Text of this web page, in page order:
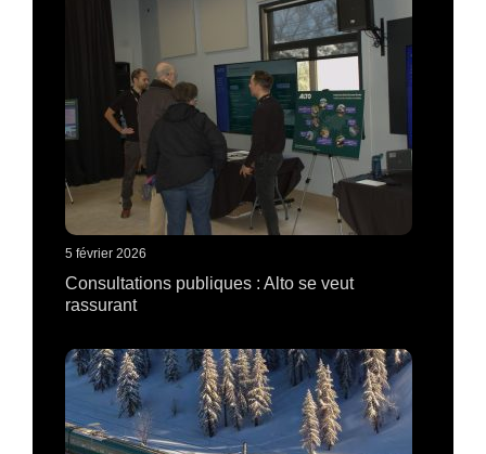
5 février 2026
Consultations publiques : Alto se veut
rassurant